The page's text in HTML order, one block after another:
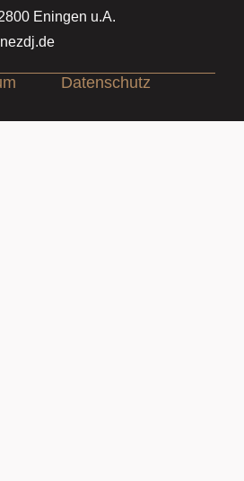
Eningen u.A.
Datenschutz